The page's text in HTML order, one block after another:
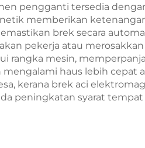
pengganti tersedia
memberikan
brek secara
pekerja atau
rangka mesin,
haus lebih
kerana brek aci
peningkatan syarat